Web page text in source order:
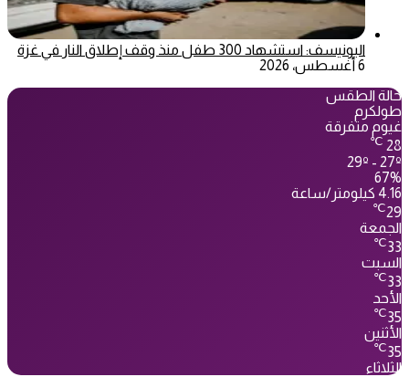
اليونيسف: استشهاد 300 طفل منذ وقف إطلاق النار في غزة
6 أغسطس، 2026
حالة الطقس
طولكرم
غيوم متفرقة
28
℃
29º - 27º
67%
4.16 كيلومتر/ساعة
29
℃
الجمعة
33
℃
السبت
33
℃
الأحد
35
℃
الأثنين
35
℃
الثلاثاء